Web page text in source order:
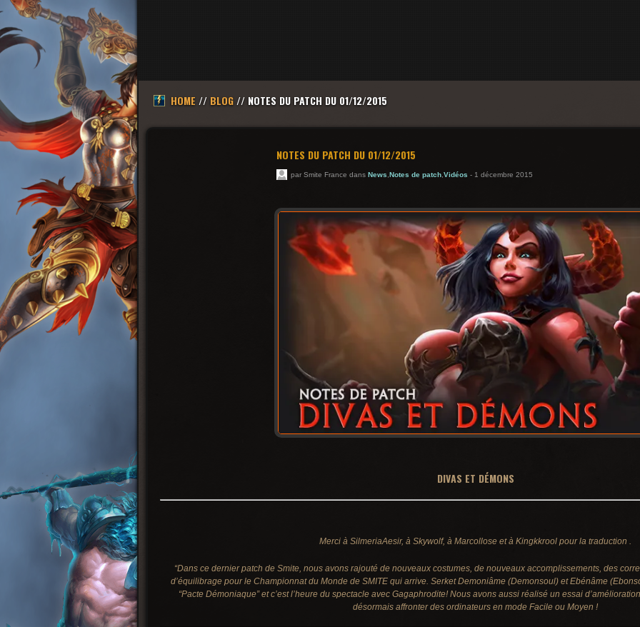
HOME // BLOG // NOTES DU PATCH DU 01/12/2015
NOTES DU PATCH DU 01/12/2015
par Smite France dans News Notes de patch, Vidéos - 1 décembre 2015
DIVAS ET DÉMONS
Merci à SilmeriaAesir, à Skywolf, à Marcollose et à Kingkkrool pour la traduction .
“Dans ce dernier patch de Smite, nous avons rajouté de nouveaux costumes, de nouveaux accomplissements, des
d’équilibrage pour le Championnat du Monde de SMITE qui arrive. Serket Demoniâme (Demonsoul) et Ebénâme
“Pacte Démoniaque” et c’est l’heure du spectacle avec Gagaphrodite! Nous avons aussi réalisé un essai
désormais affronter des ordinateurs en mode Facile ou Moyen !